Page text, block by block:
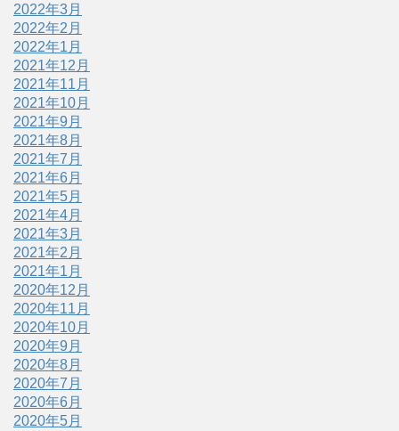
2022年3月
2022年2月
2022年1月
2021年12月
2021年11月
2021年10月
2021年9月
2021年8月
2021年7月
2021年6月
2021年5月
2021年4月
2021年3月
2021年2月
2021年1月
2020年12月
2020年11月
2020年10月
2020年9月
2020年8月
2020年7月
2020年6月
2020年5月